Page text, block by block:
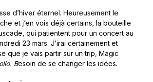
d’hiver éternel. Heureusement le
et j’en vois déjà certains, la bouteille
qui patientent pour un concert au
23 mars. J’irai certainement et
que je vais partir sur un trip, Magic
Besoin de se changer les idées.